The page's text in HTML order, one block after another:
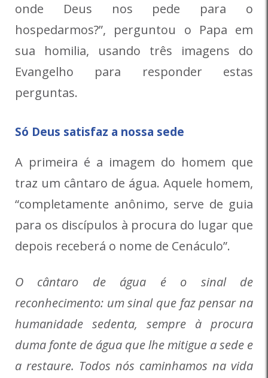
onde Deus nos pede para o
hospedarmos?”, perguntou o Papa em
sua homilia, usando três imagens do
Evangelho para responder estas
perguntas.
Só Deus satisfaz a nossa sede
A primeira é a imagem do homem que
traz um cântaro de água. Aquele homem,
“completamente anônimo, serve de guia
para os discípulos à procura do lugar que
depois receberá o nome de Cenáculo”.
O cântaro de água é o sinal de
reconhecimento: um sinal que faz pensar na
humanidade sedenta, sempre à procura
duma fonte de água que lhe mitigue a sede e
a restaure. Todos nós caminhamos na vida